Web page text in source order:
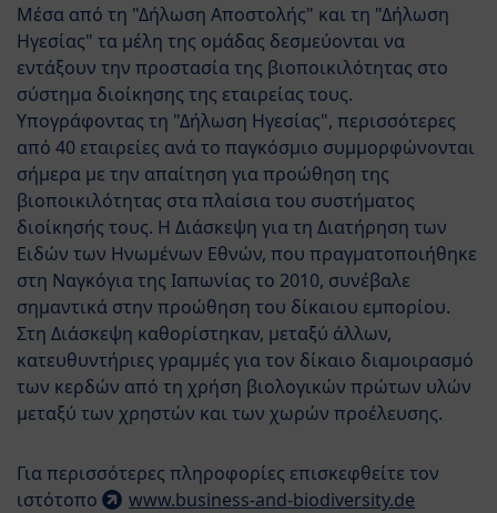
Μέσα από τη "Δήλωση Αποστολής" και τη "Δήλωση
Ηγεσίας" τα μέλη της ομάδας δεσμεύονται να
εντάξουν την προστασία της βιοποικιλότητας στο
σύστημα διοίκησης της εταιρείας τους.
Υπογράφοντας τη "Δήλωση Ηγεσίας", περισσότερες
από 40 εταιρείες ανά το παγκόσμιο συμμορφώνονται
σήμερα με την απαίτηση για προώθηση της
βιοποικιλότητας στα πλαίσια του συστήματος
διοίκησής τους. Η Διάσκεψη για τη Διατήρηση των
Ειδών των Ηνωμένων Εθνών, που πραγματοποιήθηκε
στη Ναγκόγια της Ιαπωνίας το 2010, συνέβαλε
σημαντικά στην προώθηση του δίκαιου εμπορίου.
Στη Διάσκεψη καθορίστηκαν, μεταξύ άλλων,
κατευθυντήριες γραμμές για τον δίκαιο διαμοιρασμό
των κερδών από τη χρήση βιολογικών πρώτων υλών
μεταξύ των χρηστών και των χωρών προέλευσης.
Για περισσότερες πληροφορίες επισκεφθείτε τον
ιστότοπο
www.business-and-biodiversity.de